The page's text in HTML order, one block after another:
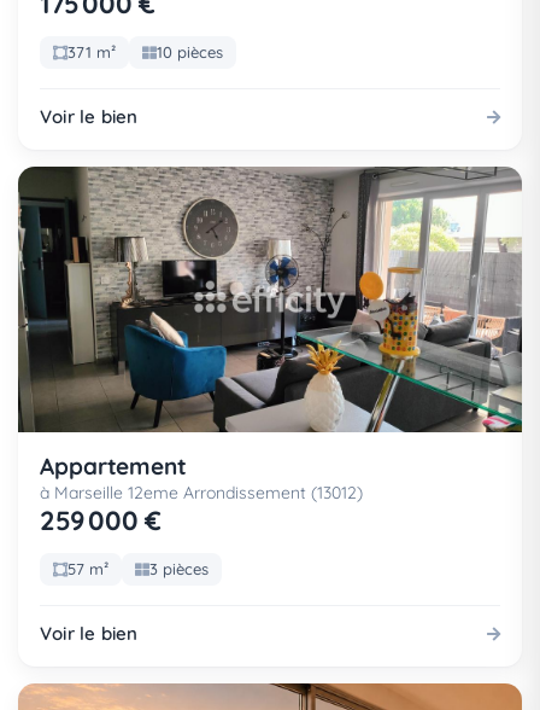
371 m² 10 pièces
Voir le bien
Appartement
à Marseille 12eme Arrondissement (13012)
259 000 €
57 m² 3 pièces
Voir le bien